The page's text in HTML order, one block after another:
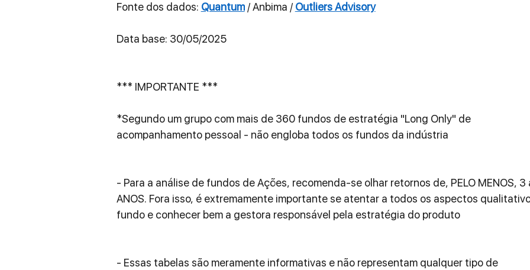
Fonte dos dados: Quantum / Anbima / Outliers Advisory
Data base: 30/05/2025
*** IMPORTANTE ***
*Segundo um grupo com mais de 360 fundos de estratégia "Long Only" de
acompanhamento pessoal - não engloba todos os fundos da indústria
- Para a análise de fundos de Ações, recomenda-se olhar retornos de, PELO MENOS,
ANOS. Fora isso, é extremamente importante se atentar a todos os aspectos
fundo e conhecer bem a gestora responsável pela estratégia do produto
- Essas tabelas são meramente informativas e não representam qualquer tipo de